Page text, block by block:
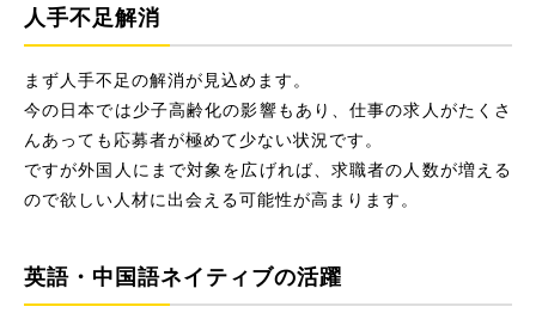
人手不足解消
まず人手不足の解消が見込めます。
今の日本では少子高齢化の影響もあり、仕事の求人がたくさ
んあっても応募者が極めて少ない状況です。
ですが外国人にまで対象を広げれば、求職者の人数が増える
ので欲しい人材に出会える可能性が高まります。
英語・中国語ネイティブの活躍